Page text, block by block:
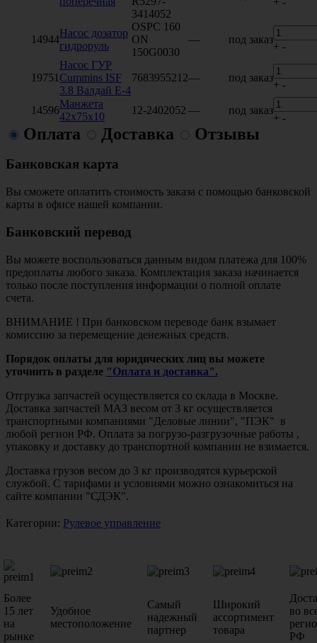
3414052
14944
Насос дозатор
гидроруль
OSPC 160
ON
150G0030
— под заказ
+ -
19751
Насос ГУР
Cummins ISF
3.8 Валдай Е-4
7683955212— под заказ
+ -
14596
Манжета
42х75х10
12-2402052 — под заказ
+ -
Оплата Доставка Отзывы
Банковская карта
Вы сможете оплатить стоимость заказа с помощью банковской
карты в офисе нашей компании.
Банковский перевод
Вы можете воспользоваться данным видом платежа для 100%
предоплаты любого заказа. Комплектация заказа начинается
только после поступления информации о полной оплате
счета.
ВНИМАНИЕ ! При банковском переводе банк взымает
комиссию за перемещение денежных средств.
Порядок оплаты для юридических лиц вы можете
уточнить в разделе "Оплата и доставка".
Отгрузка запчастей осуществляется со склада в Москве.
Доставка запчастей МАЗ весом от 3 кг осуществляется
транспортными компаниями "Деловые линии", "ПЭК" в
любой регион РФ. Оплата за погрузо-разгрузочные работы ,
упаковку и доставку до транспортной компании не взимается.
Доставка грузов весом до 3 кг производятся курьерской
службой. С тарифами и условиями можно ознакомиться на
сайте компании "СДЭК".
Категории: Рулевое управление
Более
15 лет
на
рынке
Удобное
местоположение
Самый
надежный
партнер
Широкий
ассортимент
товара
во
РФ